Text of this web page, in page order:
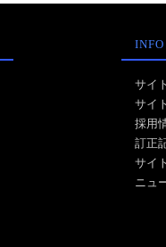
INFO
サイ
サイ
採用
訂正
サイ
ニュ